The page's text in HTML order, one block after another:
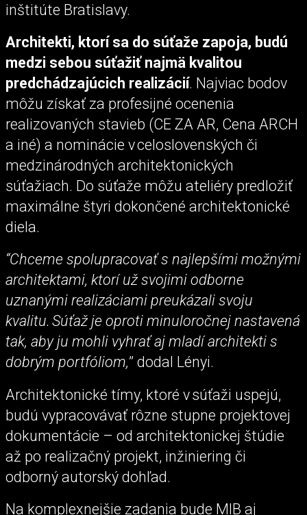
inštitúte Bratislavy.
Architekti, ktorí sa do súťaže zapoja, budú
medzi sebou súťažiť najmä kvalitou
predchádzajúcich realizácií. Najviac bodov
môžu získať za profesijné ocenenia
realizovaných stavieb (CE ZA AR, Cena ARCH
a iné) a nominácie v celoslovenských či
medzinárodných architektonických
súťažiach. Do súťaže môžu ateliéry predložiť
maximálne štyri dokončené architektonické
diela.
“Chceme spolupracovať s najlepšími možnými
architektami, ktorí už svojimi odborne
uznanými realizáciami preukázali svoju
kvalitu. Súťaž je oproti minuloročnej nastavená
tak, aby ju mohli vyhrať aj mladí architekti s
dobrým portfóliom,” dodal Lényi.
Architektonické tímy, ktoré v súťaži uspejú,
budú vypracovávať rôzne stupne projektovej
dokumentácie – od architektonickej štúdie
až po realizačný projekt, inžiniering či
odborný autorský dohľad.
Na komplexnejšie zadania bude MIB aj